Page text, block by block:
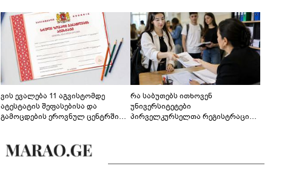
ვის ევალება 11 აგვისტომდე
ატესტატის შეფასებისა და
გამოცდების ეროვნულ ცენტრში
რა საბუთებს ითხოვენ
უნივერსიტეტები
პირველკურსელთა რეგისტრაციის